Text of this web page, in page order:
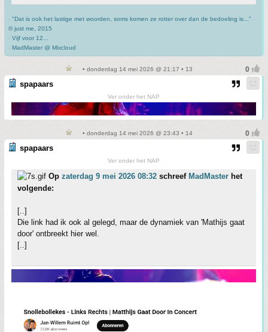
- "Dat is ook het lastige met woorden, soms komen ze rotter over dan de bedoeling is..." -
© just me, 2015
- Vijf voor 12...
- MadMaster @ Mixcloud
• donderdag 14 mei 2026 @ 21:17 • 13
spapaars
Ver onder het NAP
• donderdag 14 mei 2026 @ 23:43 • 14
spapaars
Ver onder het NAP
Op zaterdag 9 mei 2026 08:32 schreef MadMaster het
volgende:
[..]
Die link had ik ook al gelegd, maar de dynamiek van 'Mathijs gaat
door' ontbreekt hier wel.
[..]